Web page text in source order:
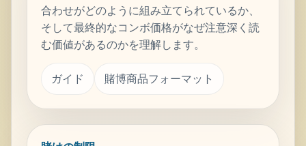
合わせがどのように組み立てられているか、
そして最終的なコンボ価格がなぜ注意深く読
む価値があるのかを理解します。
ガイド 賭博商品フォーマット